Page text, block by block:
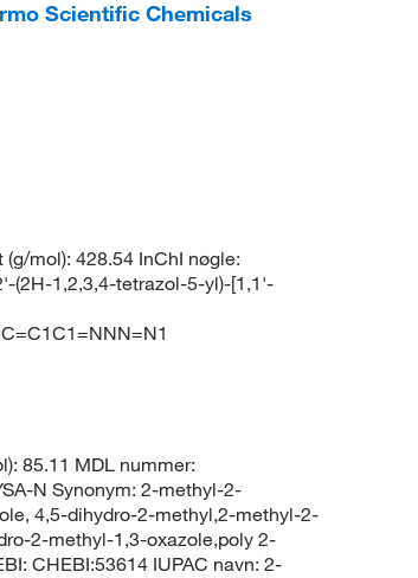
Scientific Chemicals
mol): 428.54 InChI nøgle:
(2H-1,2,3,4-tetrazol-5-yl)-[1,1'-
85.11 MDL nummer:
N Synonym: 2-methyl-2-
4,5-dihydro-2-methyl,2-methyl-2-
2-methyl-1,3-oxazole,poly 2-
CHEBI:53614 IUPAC navn: 2-